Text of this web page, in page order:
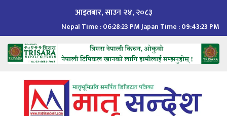
आइतबार, साउन २४, २०८३
Nepal Time :06:28:24 PMJapan Time :09:43:24 PM